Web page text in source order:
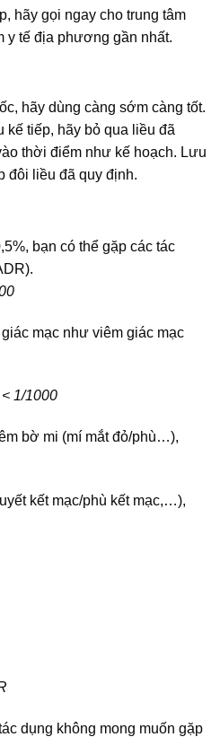
hãy gọi ngay cho trung tâm
y tế địa phương gần nhất.
hãy dùng càng sớm càng tốt.
kế tiếp, hãy bỏ qua liều đã
thời điểm như kế hoạch. Lưu
đôi liều đã quy định.
bạn có thể gặp các tác
mạc như viêm giác mạc
1/1000
bờ mi (mí mắt đỏ/phù…),
kết mạc/phù kết mạc,…),
dụng không mong muốn gặp